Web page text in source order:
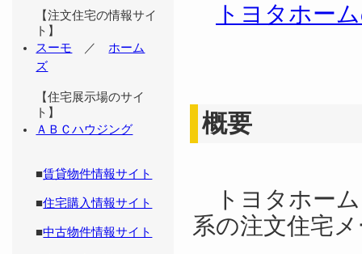
トヨタホー
概要
トヨタホーム
系の注文住宅
【注文住宅の情報サイ
ト】
スーモ ／ ホーム
ズ
【住宅展示場のサイ
ト】
ＡＢＣハウジング
■賃貸物件情報サイト
■住宅購入情報サイト
■中古物件情報サイト